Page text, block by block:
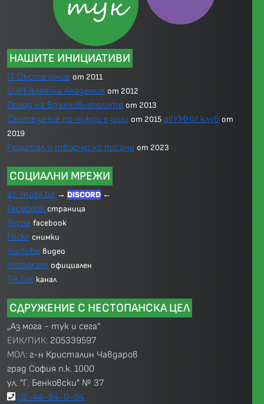
НАШИТЕ ИНИЦИАТИВИ
IT Състезание от 2011
SUPERлятна Академия от 2012
Поход на вдъхновителите от 2013
Състезание по чужди езици от 2015 allУМНИ.клуб от
2019
Рецитал и творческо писане от 2023
СОЦИАЛНИ МРЕЖИ
az-moga.bg → DISCORD ←
Facebook страница
Група facebook
Flickr снимки
Youtube видео
Instagram официален
TikTok канал
СДРУЖЕНИЕ С НЕСТОПАНСКА ЦЕЛ
„Аз мога - тук и сега”
ЕИК/ПИК: 205339597
МОЛ: г-н Кристалин Чавдаров
град София п.к. 1000
ул. "Г. Бенковски" № 37
02-44-84-0-84